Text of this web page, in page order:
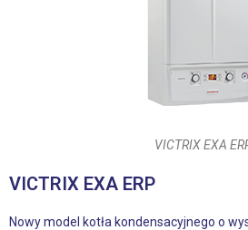
VICTRIX EXA
VICTRIX EXA ERP
Nowy model kotła kondensacyjnego o